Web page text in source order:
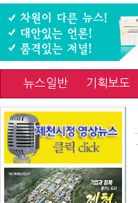
뉴스일반 기획보도